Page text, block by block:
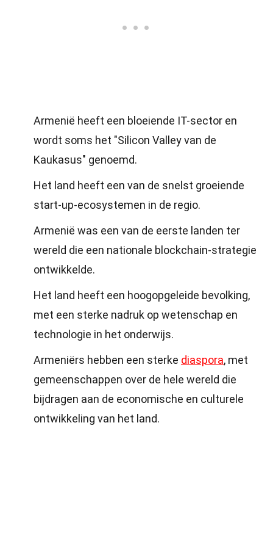
Armenië heeft een bloeiende IT-sector en
wordt soms het "Silicon Valley van de
Kaukasus" genoemd.
Het land heeft een van de snelst groeiende
start-up-ecosystemen in de regio.
Armenië was een van de eerste landen ter
wereld die een nationale blockchain-strategie
ontwikkelde.
Het land heeft een hoogopgeleide bevolking,
met een sterke nadruk op wetenschap en
technologie in het onderwijs.
Armeniërs hebben een sterke diaspora, met
gemeenschappen over de hele wereld die
bijdragen aan de economische en culturele
ontwikkeling van het land.